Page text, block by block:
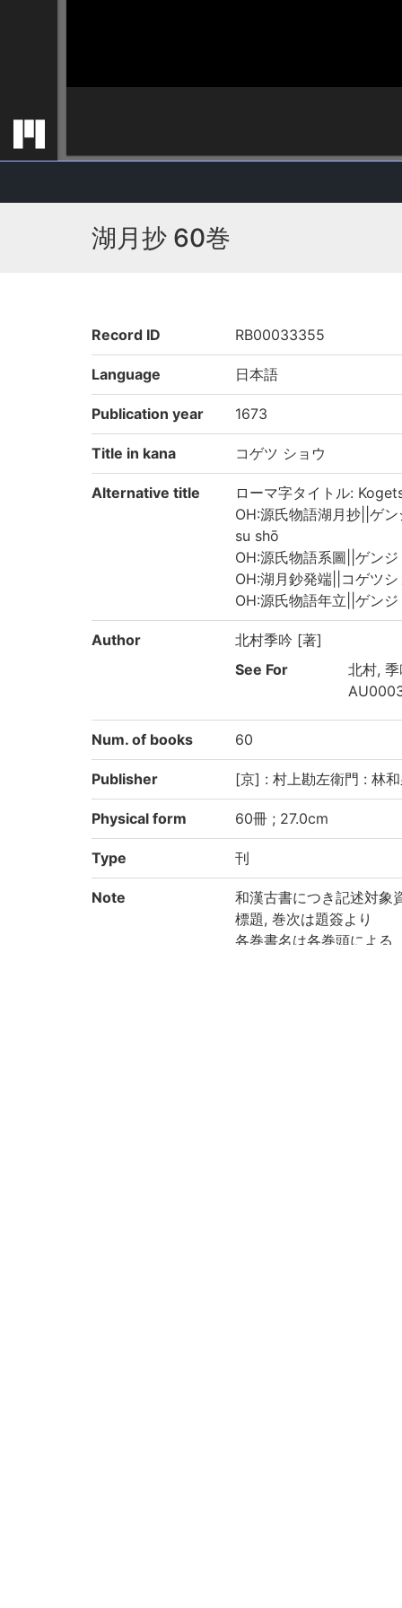
湖月抄 60巻
Record ID RB00033355
Language 日本語
Publication year 1673
Title in kana コゲツ ショウ
Alternative title
ローマ字タイトル:
OH:源氏物語湖月抄||ゲ
su shō
OH:源氏物語系圖||ゲン
OH:湖月鈔発端||コゲツ
OH:源氏物語年立||ゲン
Author
北村季吟 [著]
See For
北村,
Num. of books 60
Publisher [京] : 村上勘左衛門 : 林
Physical form 60冊 ; 27.0cm
Type 刊
Note
和漢古書につき記述対象
標題, 巻次は題簽より
各巻書名は各巻頭による